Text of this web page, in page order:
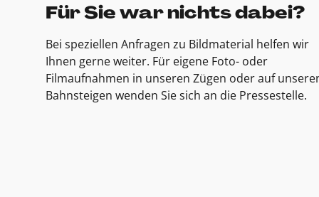
Für Sie war nichts dabei?
Bei speziellen Anfragen zu Bildmaterial helfen wir
Ihnen gerne weiter. Für eigene Foto- oder
Filmaufnahmen in unseren Zügen oder auf
Bahnsteigen wenden Sie sich an die Pressestelle.